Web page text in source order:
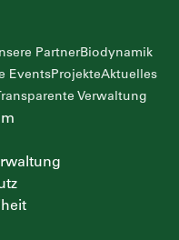
PartnerBiodynamik
EventsProjekteAktuelles
Verwaltung